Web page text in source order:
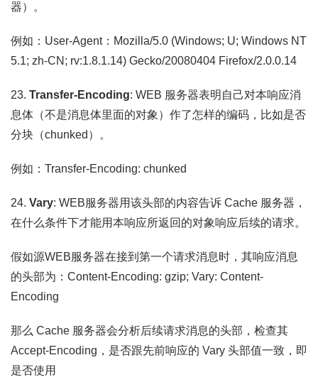
器）。
例如：User-Agent：Mozilla/5.0 (Windows; U; Windows NT
5.1; zh-CN; rv:1.8.1.14) Gecko/20080404 Firefox/2.0.0.14
23. Transfer-Encoding: WEB 服务器表明自己对本响应消
息体（不是消息体里面的对象）作了怎样的编码，比如是否
分块（chunked）。
例如：Transfer-Encoding: chunked
24. Vary: WEB服务器用该头部的内容告诉 Cache 服务器，
在什么条件下才能用本响应所返回的对象响应后续的请求。
假如源WEB服务器在接到第一个请求消息时，其响应消息
的头部为：Content-Encoding: gzip; Vary: Content-
Encoding
那么 Cache 服务器会分析后续请求消息的头部，检查其
Accept-Encoding，是否跟先前响应的 Vary 头部值一致，即
是否使用